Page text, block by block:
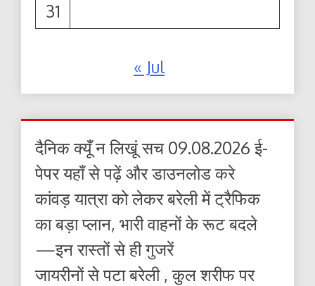
31
« Jul
दैनिक क्यूँ न लिखूं सच 09.08.2026 ई-
पेपर यहाँ से पढ़ें और डाउनलोड करे
कांवड़ यात्रा को लेकर बरेली में ट्रैफिक
का बड़ा प्लान, भारी वाहनों के रूट बदले
—इन रास्तों से ही गुजरें
जायरीनों से पटा बरेली , कुल शरीफ पर